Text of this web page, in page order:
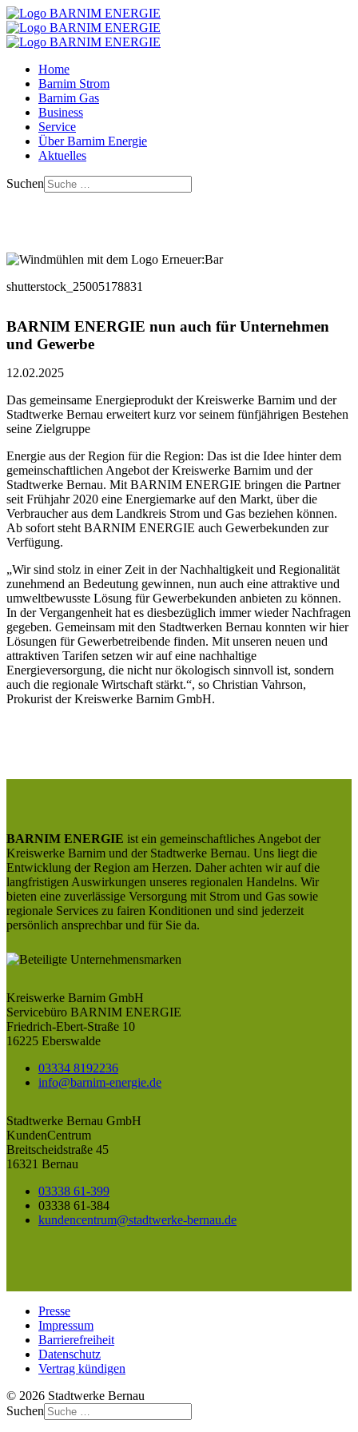
Home
Barnim Strom
Barnim Gas
Business
Service
Über Barnim Energie
Aktuelles
Suchen
shutterstock_25005178831
BARNIM ENERGIE nun auch für Unternehmen
und Gewerbe
12.02.2025
Das gemeinsame Energieprodukt der Kreiswerke Barnim und der
Stadtwerke Bernau erweitert kurz vor seinem fünfjährigen Bestehen
seine Zielgruppe
Energie aus der Region für die Region: Das ist die Idee hinter dem
gemeinschaftlichen Angebot der Kreiswerke Barnim und der
Stadtwerke Bernau. Mit BARNIM ENERGIE bringen die Partner
seit Frühjahr 2020 eine Energiemarke auf den Markt, über die
Verbraucher aus dem Landkreis Strom und Gas beziehen können.
Ab sofort steht BARNIM ENERGIE auch Gewerbekunden zur
Verfügung.
„Wir sind stolz in einer Zeit in der Nachhaltigkeit und Regionalität
zunehmend an Bedeutung gewinnen, nun auch eine attraktive und
umweltbewusste Lösung für Gewerbekunden anbieten zu können.
In der Vergangenheit hat es diesbezüglich immer wieder Nachfragen
gegeben. Gemeinsam mit den Stadtwerken Bernau konnten wir hier
Lösungen für Gewerbetreibende finden. Mit unseren neuen und
attraktiven Tarifen setzen wir auf eine nachhaltige
Energieversorgung, die nicht nur ökologisch sinnvoll ist, sondern
auch die regionale Wirtschaft stärkt.“, so Christian Vahrson,
Prokurist der Kreiswerke Barnim GmbH.
BARNIM ENERGIE ist ein gemeinschaftliches Angebot der
Kreiswerke Barnim und der Stadtwerke Bernau. Uns liegt die
Entwicklung der Region am Herzen. Daher achten wir auf die
langfristigen Auswirkungen unseres regionalen Handelns. Wir
bieten eine zuverlässige Versorgung mit Strom und Gas sowie
regionale Services zu fairen Konditionen und sind jederzeit
persönlich ansprechbar und für Sie da.
Kreiswerke Barnim GmbH
Servicebüro BARNIM ENERGIE
Friedrich-Ebert-Straße 10
16225 Eberswalde
03334 8192236
info@barnim-energie.de
Stadtwerke Bernau GmbH
KundenCentrum
Breitscheidstraße 45
16321 Bernau
03338 61-399
03338 61-384
kundencentrum@stadtwerke-bernau.de
Presse
Impressum
Barrierefreiheit
Datenschutz
Vertrag kündigen
© 2026 Stadtwerke Bernau
Suchen